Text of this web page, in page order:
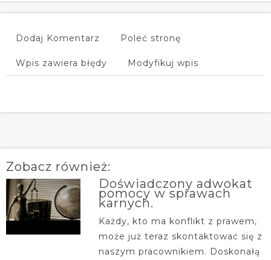
Dodaj Komentarz Poleć stronę
Wpis zawiera błędy Modyfikuj wpis
Zobacz również:
Doświadczony adwokat
pomocy w sprawach
karnych.
Każdy, kto ma konflikt z prawem,
może już teraz skontaktować się z
naszym pracownikiem. Doskonałą